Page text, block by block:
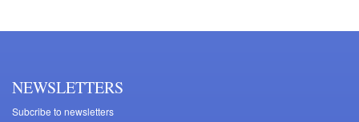
NEWSLETTERS
Subcribe to newsletters